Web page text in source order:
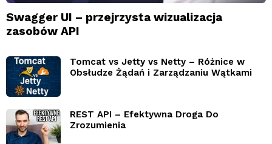
Swagger UI – przejrzysta wizualizacja
zasobów API
Tomcat vs Jetty vs Netty – Różnice w
Obsłudze Żądań i Zarządzaniu Wątkami
REST API – Efektywna Droga Do
Zrozumienia